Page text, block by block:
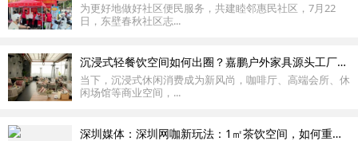
为更好地做好社区便民服务，共建睦邻惠民社区，7月22
日，东壁春秋社区志...
沉浸式轻餐饮空间如何出圈？嘉鹏户外家具源头工厂给出答案
当下，沉浸式休闲消费成为新风尚，咖啡厅、高端会所、休
闲场馆等商业空间，...
深圳媒体：深圳网咖新玩法：1㎡茶饮空间，如何重塑门店体验